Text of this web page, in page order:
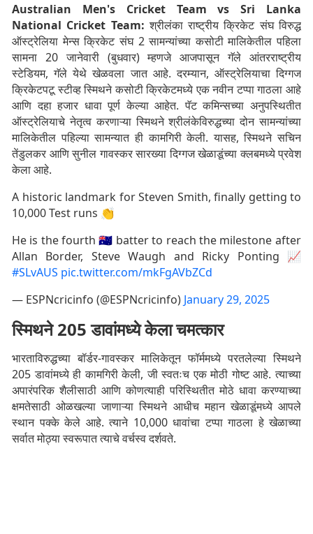
Australian Men's Cricket Team vs Sri Lanka
National Cricket Team: श्रीलंका राष्ट्रीय क्रिकेट संघ विरुद्ध
ऑस्ट्रेलिया मेन्स क्रिकेट संघ 2 सामन्यांच्या कसोटी मालिकेतील पहिला
सामना 20 जानेवारी (बुधवार) म्हणजे आजपासून गॅले आंतरराष्ट्रीय
स्टेडियम, गॅले येथे खेळवला जात आहे. दरम्यान, ऑस्ट्रेलियाचा दिग्गज
क्रिकेटपटू स्टीव्ह स्मिथने कसोटी क्रिकेटमध्ये एक नवीन टप्पा गाठला आहे
आणि दहा हजार धावा पूर्ण केल्या आहेत. पॅट कमिन्सच्या अनुपस्थितीत
ऑस्ट्रेलियाचे नेतृत्व करणाऱ्या स्मिथने श्रीलंकेविरुद्धच्या दोन सामन्यांच्या
मालिकेतील पहिल्या सामन्यात ही कामगिरी केली. यासह, स्मिथने सचिन
तेंडुलकर आणि सुनील गावस्कर सारख्या दिग्गज खेळाडूंच्या क्लबमध्ये प्रवेश
केला आहे.
A historic landmark for Steven Smith, finally getting to
10,000 Test runs 👏
He is the fourth 🇦🇺 batter to reach the milestone after
Allan Border, Steve Waugh and Ricky Ponting 📈
#SLvAUS pic.twitter.com/mkFgAVbZCd
— ESPNcricinfo (@ESPNcricinfo) January 29, 2025
स्मिथने 205 डावांमध्ये केला चमत्कार
भारताविरुद्धच्या बॉर्डर-गावस्कर मालिकेतून फॉर्ममध्ये परतलेल्या स्मिथने
205 डावांमध्ये ही कामगिरी केली, जी स्वतःच एक मोठी गोष्ट आहे. त्याच्या
अपारंपरिक शैलीसाठी आणि कोणत्याही परिस्थितीत मोठे धावा करण्याच्या
क्षमतेसाठी ओळखल्या जाणाऱ्या स्मिथने आधीच महान खेळाडूंमध्ये आपले
स्थान पक्के केले आहे. त्याने 10,000 धावांचा टप्पा गाठला हे खेळाच्या
सर्वात मोठ्या स्वरूपात त्याचे वर्चस्व दर्शवते.